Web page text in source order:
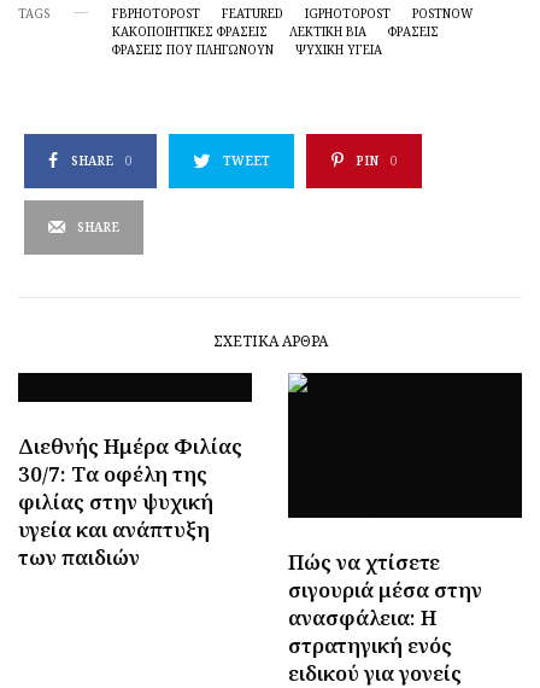
TAGS FBPHOTOPOST FEATURED IGPHOTOPOST
POSTNOW
ΚΑΚΟΠΟΙΗΤΙΚΈΣ ΦΡΆΣΕΙΣ
ΛΕΚΤΙΚΗ ΒΙΑ
ΦΡΆΣΕΙΣ
ΦΡΆΣΕΙΣ ΠΟΥ ΠΛΗΓΏΝΟΥΝ
ΨΥΧΙΚΉ ΥΓΕΊΑ
SHARE 0 TWEET PIN 0
SHARE
ΣΧΕΤΙΚΆ ΆΡΘΡΑ
Διεθνής Ημέρα Φιλίας
30/7: Tα οφέλη της
φιλίας στην ψυχική
υγεία και ανάπτυξη
των παιδιών
Πώς να χτίσετε
σιγουριά μέσα στην
ανασφάλεια: Η
στρατηγική ενός
ειδικού για γονείς